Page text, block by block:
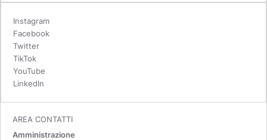
Instagram
Facebook
Twitter
TikTok
YouTube
LinkedIn
AREA CONTATTI
Amministrazione